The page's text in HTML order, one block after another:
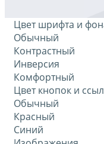
Цвет шрифта и
Обычный
Контрастный
Инверсия
Комфортный
Цвет кнопок и
Обычный
Красный
Синий